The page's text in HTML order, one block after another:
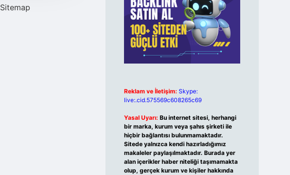
Sitemap
Reklam ve İletişim: Skype:
live:.cid.575569c608265c69
Yasal Uyarı: Bu internet sitesi, herhangi
bir marka, kurum veya şahıs şirketi ile
hiçbir bağlantısı bulunmamaktadır.
Sitede yalnızca kendi hazırladığımız
makaleler paylaşılmaktadır. Burada yer
alan içerikler haber niteliği taşımamakta
olup, gerçek kurum ve kişiler hakkında